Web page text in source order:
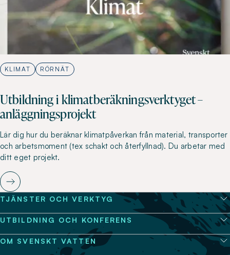
KLIMAT RÖRNÄT
Utbildning i klimatberäkningsverktyget –
anläggningsprojekt
Lär dig hur du beräknar klimatpåverkan från material, transporter
och arbetsmoment (tex schakt och återfyllnad). Du arbetar med
ditt eget projekt.
TJÄNSTER OCH VERKTYG
UTBILDNING OCH KONFERENS
OM SVENSKT VATTEN